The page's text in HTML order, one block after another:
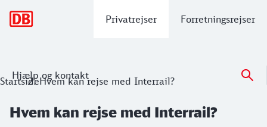
Privatrejser Forretningsrejser
Hjælp og kontakt
StartsideHvem kan rejse med Interrail?
Hvem kan rejse med Interrail?